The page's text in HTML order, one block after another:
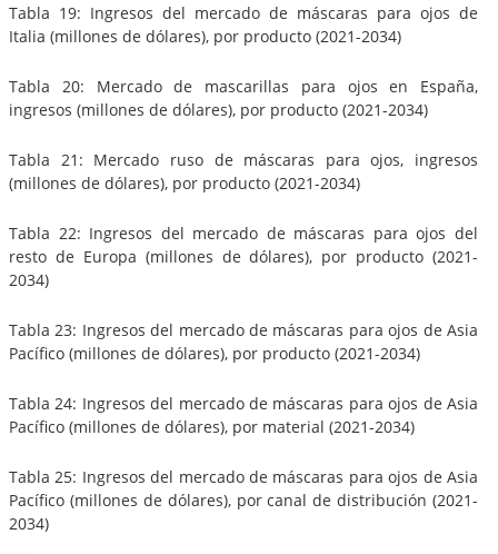
Tabla 19: Ingresos del mercado de máscaras para ojos de
Italia (millones de dólares), por producto (2021-2034)
Tabla 20: Mercado de mascarillas para ojos en España,
ingresos (millones de dólares), por producto (2021-2034)
Tabla 21: Mercado ruso de máscaras para ojos, ingresos
(millones de dólares), por producto (2021-2034)
Tabla 22: Ingresos del mercado de máscaras para ojos del
resto de Europa (millones de dólares), por producto (2021-
2034)
Tabla 23: Ingresos del mercado de máscaras para ojos de Asia
Pacífico (millones de dólares), por producto (2021-2034)
Tabla 24: Ingresos del mercado de máscaras para ojos de Asia
Pacífico (millones de dólares), por material (2021-2034)
Tabla 25: Ingresos del mercado de máscaras para ojos de Asia
Pacífico (millones de dólares), por canal de distribución (2021-
2034)